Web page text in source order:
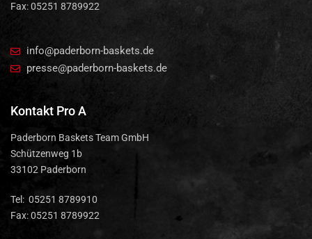
Fax: 05251 8789922
info@paderborn-baskets.de
presse@paderborn-baskets.de
Kontakt Pro A
Paderborn Baskets Team GmbH
Schützenweg 1b
33102 Paderborn
Tel: 05251 8789910
Fax: 05251 8789922